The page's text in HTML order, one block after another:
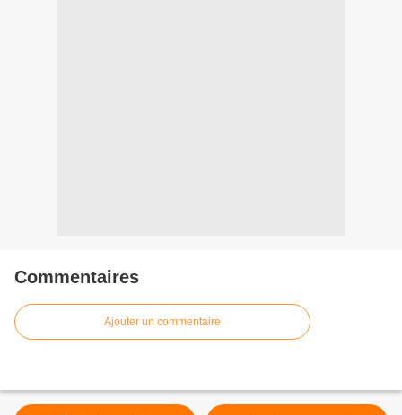
Commentaires
Ajouter un commentaire